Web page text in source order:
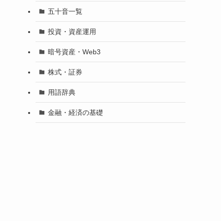
五十音一覧
投資・資産運用
暗号資産・Web3
株式・証券
用語辞典
金融・経済の基礎